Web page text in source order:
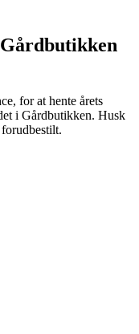
for at hente årets
i Gårdbutikken. Husk